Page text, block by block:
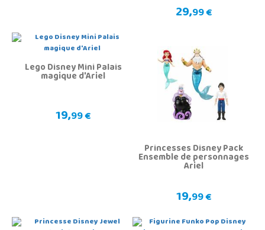
29,99 €
Lego Disney Mini Palais
magique d'Ariel
19,99 €
Princesses Disney Pack
Ensemble de personnages
Ariel
19,99 €